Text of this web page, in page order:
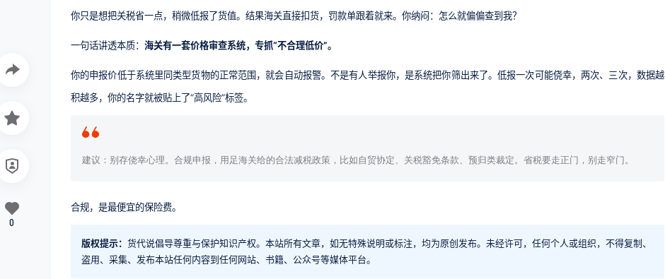
你只是想把关税省一点，稍微低报了货值。结果海关直接扣货，罚款单跟着就来。你纳闷：怎么就偏偏查到我？
一句话讲透本质： 海关有一套价格审查系统，专抓“不合理低价”。
你的申报价低于系统里同类型货物的正常范围，就会自动报警。不是有人举报你，是系统把你筛出来了。低报一次可能侥幸，两次、三次，数据越
积越多，你的名字就被贴上了“高风险”标签。
建议：别存侥幸心理。合规申报，用足海关给的合法减税政策，比如自贸协定、关税豁免条款、预归类裁定。省税要走正门，别走窄门。
合规，是最便宜的保险费。
版权提示： 货代说倡导尊重与保护知识产权。本站所有文章，如无特殊说明或标注，均为原创发布。未经许可，任何个人或组织，不得复制、
盗用、采集、发布本站任何内容到任何网站、书籍、公众号等媒体平台。
0